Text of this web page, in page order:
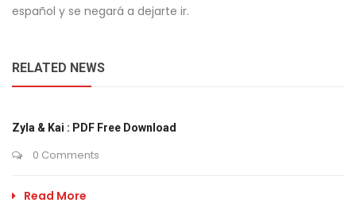
español y se negará a dejarte ir.
RELATED NEWS
Zyla & Kai : PDF Free Download
0 Comments
Read More